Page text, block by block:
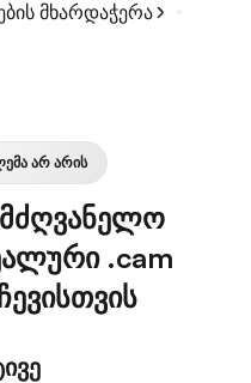
მხარდაჭერა
ᲐᲠ ᲐᲠᲘᲡ
.cam